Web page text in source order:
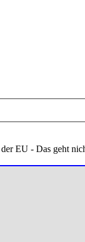
EU - Das geht